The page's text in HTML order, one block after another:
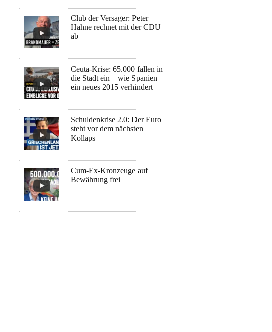
Club der Versager: Peter
Hahne rechnet mit der CDU
ab
Ceuta-Krise: 65.000 fallen in
die Stadt ein – wie Spanien
ein neues 2015 verhindert
Schuldenkrise 2.0: Der Euro
steht vor dem nächsten
Kollaps
Cum-Ex-Kronzeuge auf
Bewährung frei